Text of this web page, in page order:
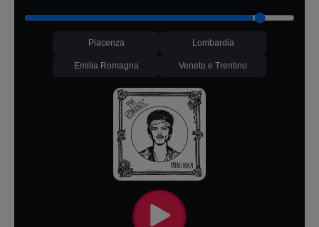
Piacenza Lombardia
Emilia Romagna Veneto e Trentino